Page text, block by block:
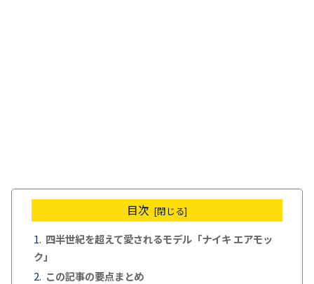
目次
四半世紀を超えて愛されるモデル「ナイキ エアモッ
ク」
この記事の要点まとめ